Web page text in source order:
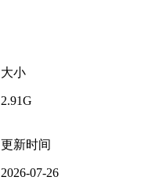
大小
2.91G
更新时间
2026-07-26